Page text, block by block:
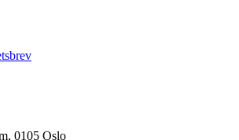
0105 Oslo